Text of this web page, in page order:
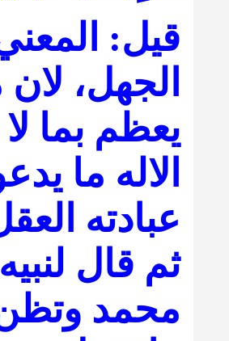
قيل:
الجهل،
يعظم بما
الاله ما
عبادته
ثم قال
محمد